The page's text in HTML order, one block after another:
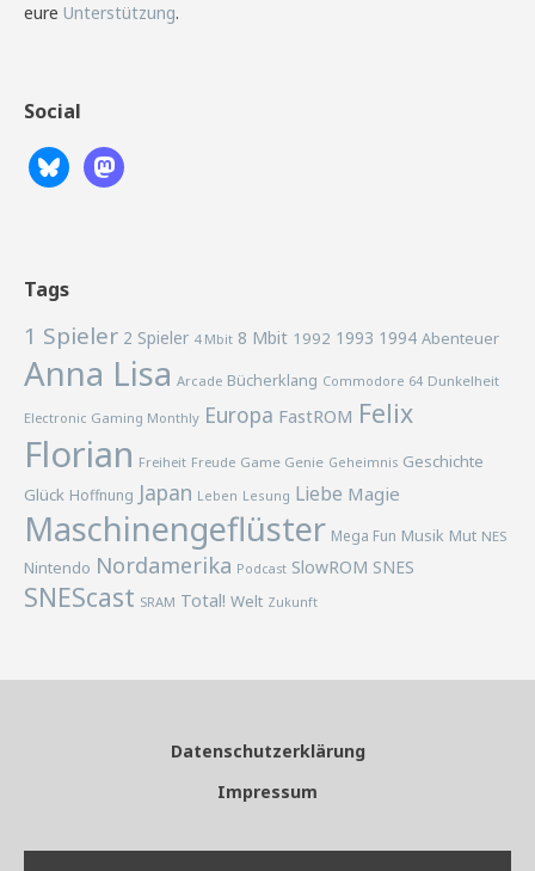
eure Unterstützung.
Social
Tags
1 Spieler 2 Spieler 4 Mbit 8 Mbit 1992 1993 1994 Abenteuer
Anna Lisa Arcade Bücherklang Commodore 64 Dunkelheit
Electronic Gaming Monthly Europa FastROM Felix
Florian Freiheit Freude Game Genie Geheimnis Geschichte
Glück Hoffnung Japan Leben Lesung Liebe Magie
Maschinengeflüster Mega Fun Musik Mut NES
Nintendo Nordamerika Podcast SlowROM SNES
SNEScast SRAM Total! Welt Zukunft
Datenschutzerklärung
Impressum